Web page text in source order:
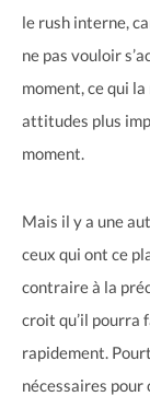
le rush interne,
ne pas vouloir
moment, ce qui
attitudes plus
moment.
Mais il y a une
ceux qui ont ce
contraire à la
croit qu’il pourra
rapidement.
nécessaires pour